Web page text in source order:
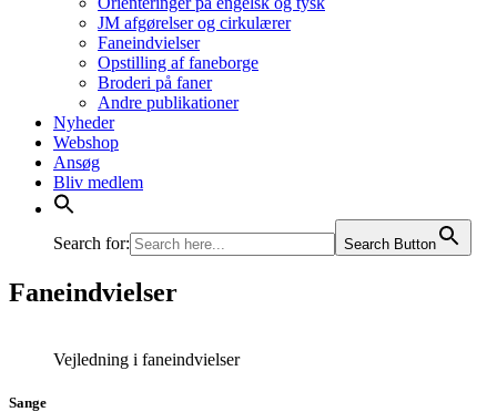
JM afgørelser og cirkulærer
Faneindvielser
Opstilling af faneborge
Broderi på faner
Andre publikationer
Nyheder
Webshop
Ansøg
Bliv medlem
Search for: Search Button
Faneindvielser
Vejledning i faneindvielser
Sange